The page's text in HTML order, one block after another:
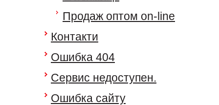
Продаж оптом on-line
Контакти
Ошибка 404
Сервис недоступен.
Ошибка сайту